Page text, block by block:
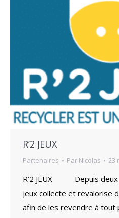
R’2 JEUX
Partenaires Par Nicolas 23
R’2 JEUX Depuis deux
jeux collecte et revalorise
afin de les revendre à tout